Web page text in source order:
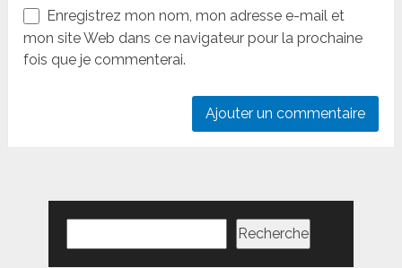
Enregistrez mon nom, mon adresse e-mail et
mon site Web dans ce navigateur pour la prochaine
fois que je commenterai.
Recherche